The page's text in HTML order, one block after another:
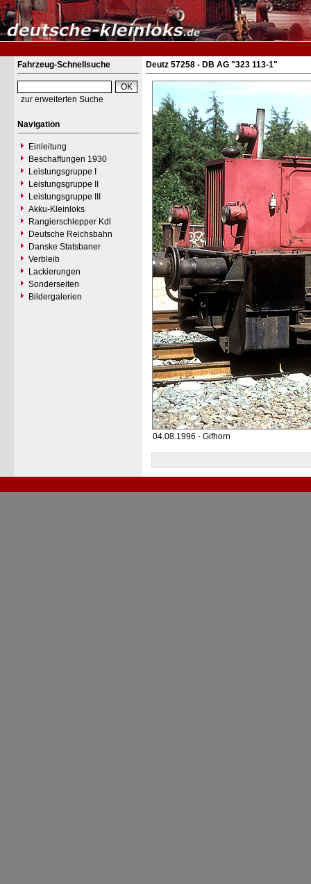
Fahrzeug-Schnellsuche
zur erweiterten Suche
Navigation
Einleitung
Beschaffungen 1930
Leistungsgruppe I
Leistungsgruppe II
Leistungsgruppe III
Akku-Kleinloks
Rangierschlepper Kdl
Deutsche Reichsbahn
Danske Statsbaner
Verbleib
Lackierungen
Sonderseiten
Bildergalerien
Deutz 57258 - DB AG "323 113-1"
04.08.1996 - Gifhorn